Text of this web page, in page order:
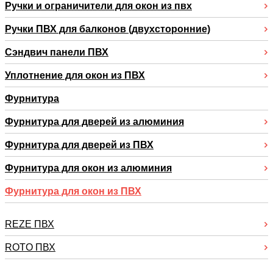
Ручки и ограничители для окон из пвх
Ручки ПВХ для балконов (двухсторонние)
Сэндвич панели ПВХ
Уплотнение для окон из ПВХ
Фурнитура
Фурнитура для дверей из алюминия
Фурнитура для дверей из ПВХ
Фурнитура для окон из алюминия
Фурнитура для окон из ПВХ
REZE ПВХ
RОTO ПВХ